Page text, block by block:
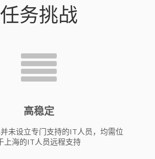
任务挑战
高稳定
未设立专门支持的IT人员，均需位
上海的IT人员远程支持